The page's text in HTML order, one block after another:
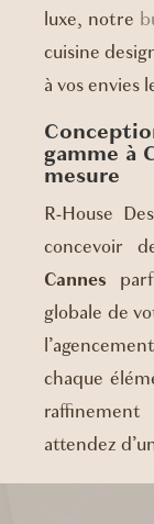
luxe, notre
cuisine
à vos envies
gamme à
mesure
R-House
concevoir
Cannes
globale de
chaque
attendez